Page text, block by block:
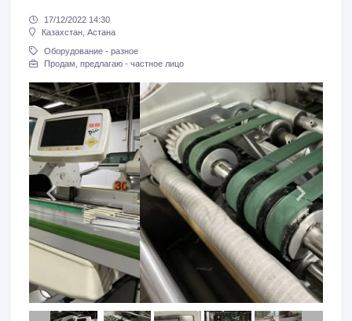
17/12/2022 14:30
Казахстан, Астана
Оборудование - разное
Продам, предлагаю - частное лицо